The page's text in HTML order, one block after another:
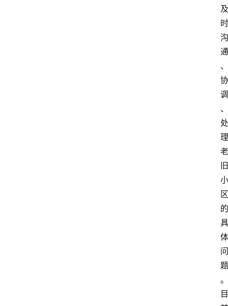
及
时
沟
通
、
协
调
、
处
理
老
旧
小
区
的
具
体
问
题
。
目